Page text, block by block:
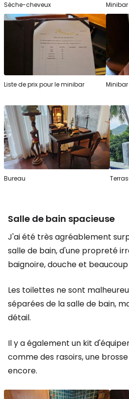
Sèche-cheveux Minibar
Liste de prix pour le minibar Minibar
Bureau
Salle de bain spacieuse
J'ai été très agréablement
salle de bain, d'une propreté
baignoire, douche et
Les toilettes ne sont
séparées de la salle de bain,
détail.
Il y a également un kit
comme des rasoirs, une
encore.